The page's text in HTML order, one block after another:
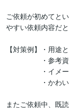
ご依頼が初めてと
やすい依頼内容だと
【対策例】・用途
・参考資料
・イメージに
・かわいい女
またご依頼中、既